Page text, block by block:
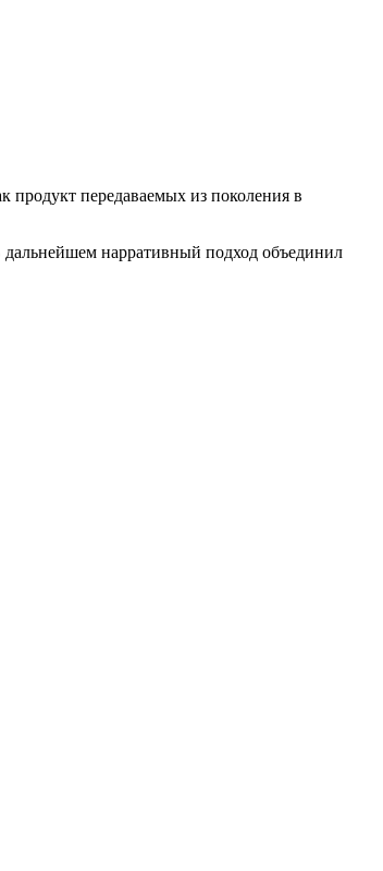
продукт передаваемых из поколения в
дальнейшем нарративный подход объединил